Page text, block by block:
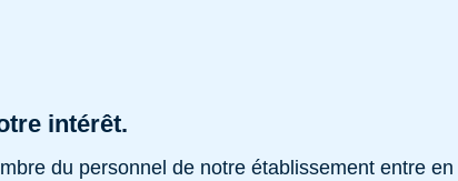
intérêt.
du personnel de notre établissement entre